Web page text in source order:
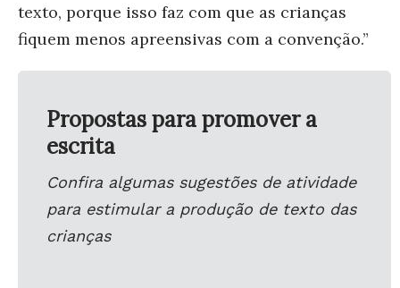
texto, porque isso faz com que as crianças
fiquem menos apreensivas com a convenção.”
Propostas para promover a
escrita
Confira algumas sugestões de atividade
para estimular a produção de texto das
crianças